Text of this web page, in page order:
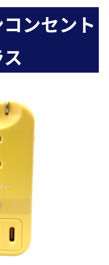
ンセント